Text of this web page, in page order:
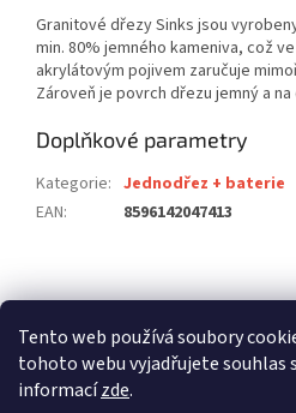
Tento web používá soubory
tohoto webu vyjadřujete souhlas
informacízde.
Granitové dřezy Sinks jsou
min. 80% jemného kameniva, což
akrylátovým pojivem zaručuje
Zároveň je povrch dřezu jemný a
Doplňkové parametry
Kategorie: Jednodřez + baterie
EAN: 8596142047413
á
stavební